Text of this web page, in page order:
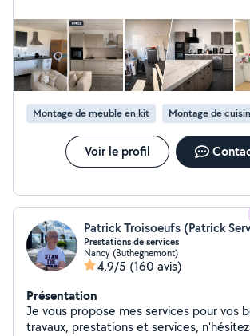
linge, lave-vaisselle, fours, plaques,
congélateurs. Petits appareils et
charge à l'atelier. Montage de cuisines, meubles,
électroménager encastrable et fixations
clients visibles sur mon profil. Secteur Nancy et
agglomération.
Montage de meuble en kit Montage de
Voir le profil
Patrick Troisoeufs (Patrick
Prestations de services
Nancy (Buthegnemont)
4,9/5 (160 avis)
Présentation
Je vous propose mes services pour vos
travaux, prestations et services,